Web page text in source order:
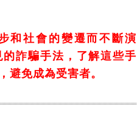
和社會的變遷而不斷演
詐騙手法，了解這些手
避免成為受害者。